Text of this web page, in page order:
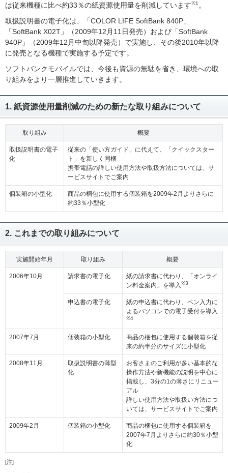
は従来機種に比べ約33％の紙資源使用量を削減しています※1 。
取扱説明書の電子化は、「COLOR LIFE SoftBank 840P」
「SoftBank X02T」（2009年12月11日発売）および「SoftBank
940P」（2009年12月中旬以降発売）で実施し、その後2010年以降
に発売となる機種で実施する予定です。
ソフトバンクモバイルでは、今後も資源の無駄を省き、環境への取
り組みをより一層推進していきます。
1. 紙資源使用量削減のための新たな取り組みについて
取り組み 概要
取扱説明書の電子
化
従来の「使い方ガイド」に代えて、「クイックスター
ト」を新しく同梱
携帯電話の詳しい使用方法や取扱方法については、サ
ービスサイトでご案内
個装箱の小型化
商品の梱包に使用する個装箱を2009年2月よりさらに
約33％小型化
2. これまでの取り組みについて
実施開始年月 取り組み 概要
2006年10月 請求書の電子化
紙の請求書に代わり、「オンライ
ン料金案内」を導入※3
申込書の電子化
紙の申込書に代わり、ペン入力に
よるパソコンでの電子受付を導入
※4
2007年7月 個装箱の小型化
商品の梱包に使用する個装箱を従
来の約半分のサイズに小型化
2008年11月
取扱説明書の薄型
化
お客さまのご利用が多い基本的な
操作方法や新機能の説明を中心に
掲載し、3分の1の薄さにリニュー
アル
詳しい使用方法や取扱い方法につ
いては、サービスサイトでご案内
2009年2月 個装箱の小型化
商品の梱包に使用する個装箱を
2007年7月よりさらに約30％小型
化
[注]